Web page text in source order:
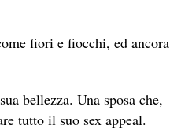
fiori e fiocchi, ed ancora
bellezza. Una sposa che,
tutto il suo sex appeal.